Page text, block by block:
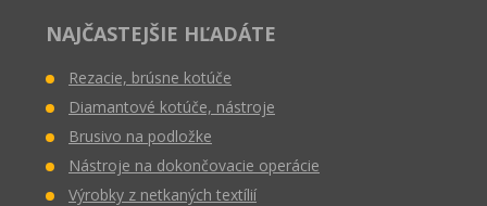
NAJČASTEJŠIE HĽADÁTE
Rezacie, brúsne kotúče
Diamantové kotúče, nástroje
Brusivo na podložke
Nástroje na dokončovacie operácie
Výrobky z netkaných textílií